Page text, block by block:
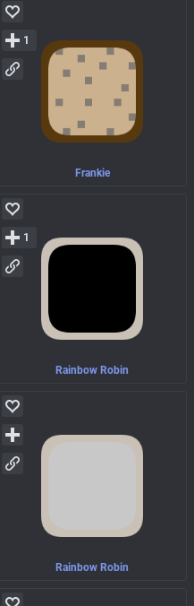
Frankie
1
Rainbow Robin
1
Rainbow Robin